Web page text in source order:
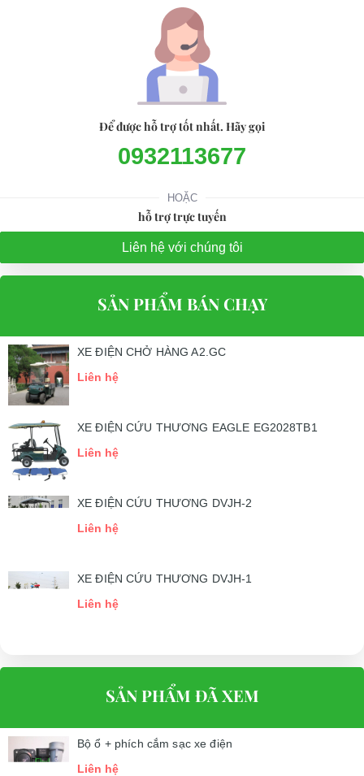
Để được hỗ trợ tốt nhất. Hãy gọi
0932113677
HOẶC
hỗ trợ trực tuyến
Liên hệ với chúng tôi
SẢN PHẨM BÁN CHẠY
XE ĐIỆN CHỞ HÀNG A2.GC
Liên hệ
XE ĐIỆN CỨU THƯƠNG EAGLE EG2028TB1
Liên hệ
XE ĐIỆN CỨU THƯƠNG DVJH-2
Liên hệ
XE ĐIỆN CỨU THƯƠNG DVJH-1
Liên hệ
SẢN PHẨM ĐÃ XEM
Bộ ổ + phích cắm sạc xe điện
Liên hệ